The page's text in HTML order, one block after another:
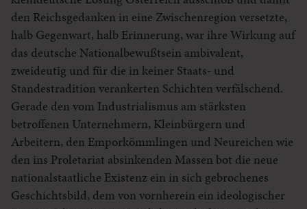
den Reichsgedanken in eine Zwischenregion versetzte,
halb Gegenwart, halb Erinnerung, war ihre Wirkung auf
das deutsche Nationalbewußtsein ambivalent,
zweideutig und für die in keiner Staats- und
Standestradition verankerten Schichten verfälschend.
Gerade den vom Industrialismus am stärksten
betroffenen Unternehmern, Kleinbürgern und
Arbeitern, den Emporkömmlingen und Neureichen wie
den ins Proletariat absinkenden Massen bot die neue
nationalstaatliche Existenz ein in sich gebrochenes
Geschichtsbild, dem von vornherein ein ideologischer